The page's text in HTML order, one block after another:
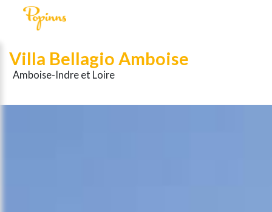
Villa Bellagio Amboise
Amboise-Indre et Loire